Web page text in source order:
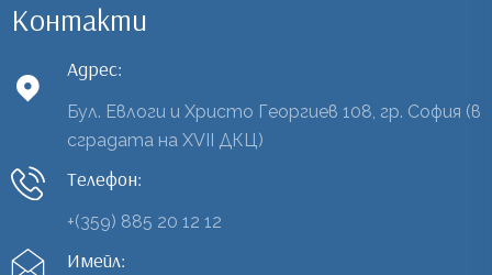
Контакти
Адрес:
Бул. Евлоги и Христо Георгиев 108, гр. София (в
сградата на XVII ДКЦ)
Телефон:
+(359) 885 20 12 12
Имейл: